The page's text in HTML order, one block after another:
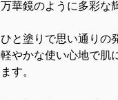
万華鏡のように多彩な
ひと塗りで思い通りの
軽やかな使い心地で肌
ます。